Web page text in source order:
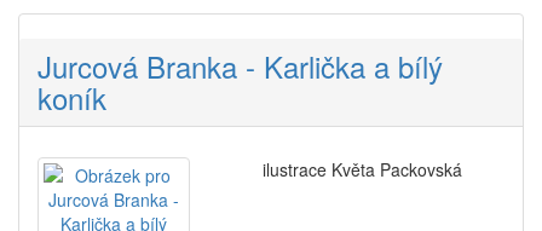
Jurcová Branka - Karlička a bílý
koník
ilustrace Květa Packovská